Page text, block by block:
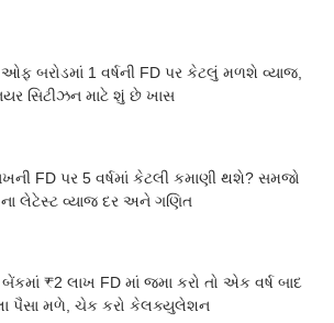
બરોડમાં 1 વર્ષની FD પર કેટલું મળશે વ્યાજ,
સિટીઝન માટે શું છે ખાસ
FD પર 5 વર્ષમાં કેટલી કમાણી થશે? સમજો
લેટેસ્ટ વ્યાજ દર અને ગણિત
₹2 લાખ FD માં જમા કરો તો એક વર્ષ બાદ
પૈસા મળે, ચેક કરો કેલક્યુલેશન